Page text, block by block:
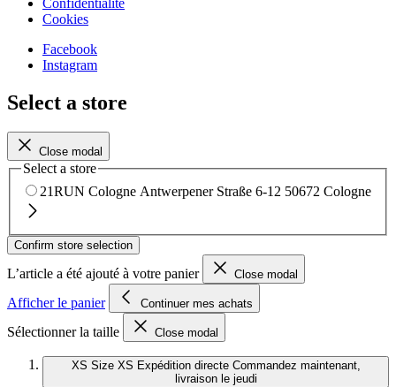
Cookies
Facebook
Instagram
Select a store
Close modal
Select a store
21RUN Cologne Antwerpener Straße 6-12 50672 Cologne
Confirm store selection
L’article a été ajouté à votre panier Close modal
Afficher le panier Continuer mes achats
Sélectionner la taille Close modal
XS Size XS Expédition directe Commandez maintenant,
livraison le jeudi